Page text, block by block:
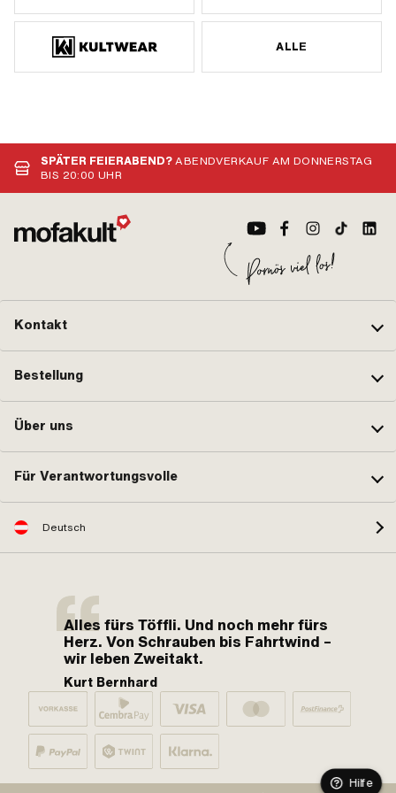
ALLE
SPÄTER FEIERABEND?ABENDVERKAUF AM DONNERSTAG
BIS 20:00 UHR
Kontakt
Bestellung
Über uns
Für Verantwortungsvolle
Deutsch
Alles fürs Töffli. Und noch mehr fürs
Herz. Von Schrauben bis Fahrtwind –
wir leben Zweitakt.
Kurt Bernhard
Hilfe